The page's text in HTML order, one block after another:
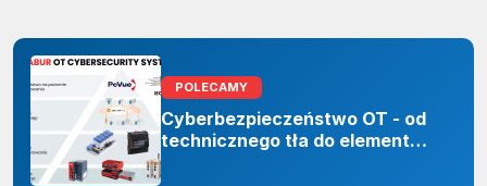
POLECAMY
Cyberbezpieczeństwo OT - od
technicznego tła do elementu